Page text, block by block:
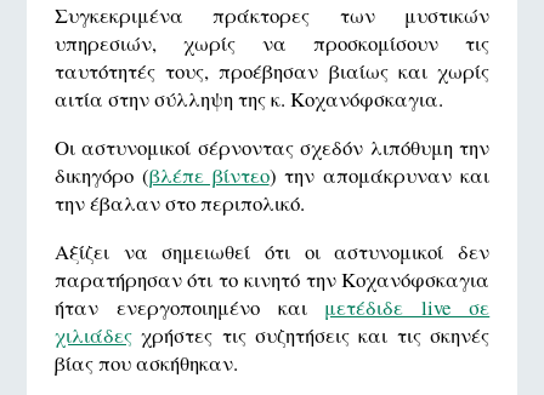
Συγκεκριμένα πράκτορες των μυστικών
υπηρεσιών, χωρίς να προσκομίσουν τις
ταυτότητές τους, προέβησαν βιαίως και χωρίς
αιτία στην σύλληψη της κ. Κοχανόφσκαγια.
Οι αστυνομικοί σέρνοντας σχεδόν λιπόθυμη την
δικηγόρο (βλέπε βίντεο) την απομάκρυναν και
την έβαλαν στο περιπολικό.
Αξίζει να σημειωθεί ότι οι αστυνομικοί δεν
παρατήρησαν ότι το κινητό την Κοχανόφσκαγια
ήταν ενεργοποιημένο και μετέδιδε live σε
χιλιάδεςχρήστες τις συζητήσεις και τις σκηνές
βίας που ασκήθηκαν.